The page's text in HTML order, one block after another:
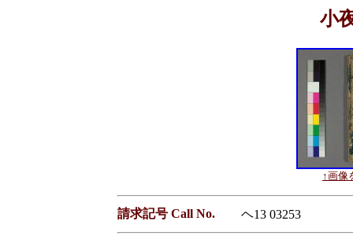
小
↑画像
請求記号 Call No. ヘ13 03253